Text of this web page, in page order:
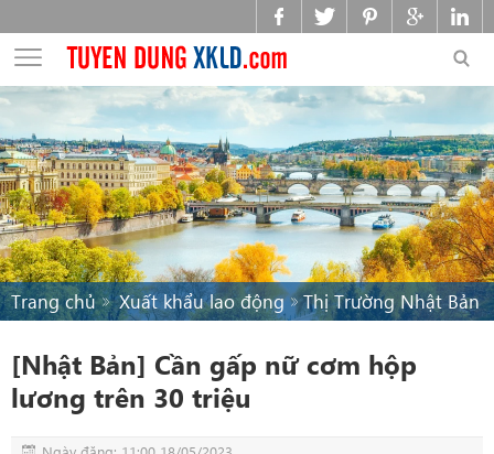
Trang chủ Xuất khẩu lao động Thị Trường Nhật Bản
[Nhật Bản] Cần gấp nữ cơm hộp
lương trên 30 triệu